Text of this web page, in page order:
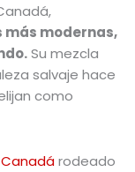
más modernas,
Su mezcla
salvaje hace
como
rodeado